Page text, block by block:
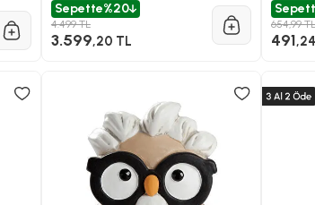
Sepette%20
4.499 TL
3.599,20 TL
654,99 TL
491